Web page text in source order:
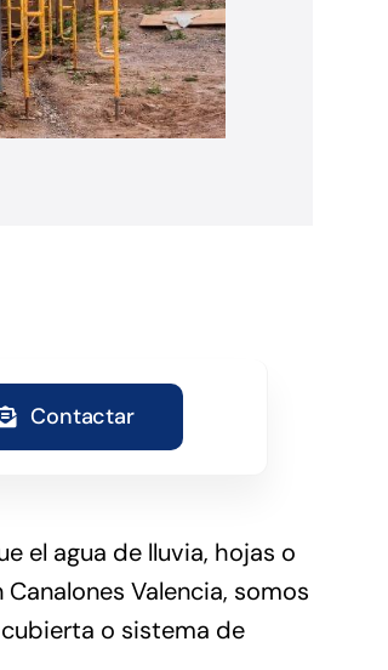
Contactar
el agua de lluvia, hojas o
Valencia, somos
o sistema de